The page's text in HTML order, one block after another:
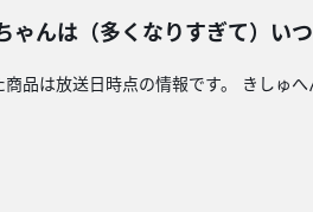
んは（多くなりすぎて）い
は放送日時点の情報です。 きしゅへ